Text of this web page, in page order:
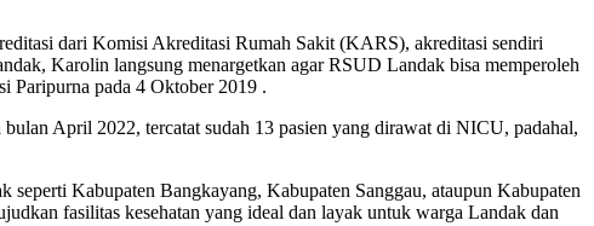
dari Komisi Akreditasi Rumah Sakit (KARS), akreditasi sendiri
Karolin langsung menargetkan agar RSUD Landak bisa memperoleh
Paripurna pada 4 Oktober 2019 .
April 2022, tercatat sudah 13 pasien yang dirawat di NICU, padahal,
Kabupaten Bangkayang, Kabupaten Sanggau, ataupun Kabupaten
fasilitas kesehatan yang ideal dan layak untuk warga Landak dan